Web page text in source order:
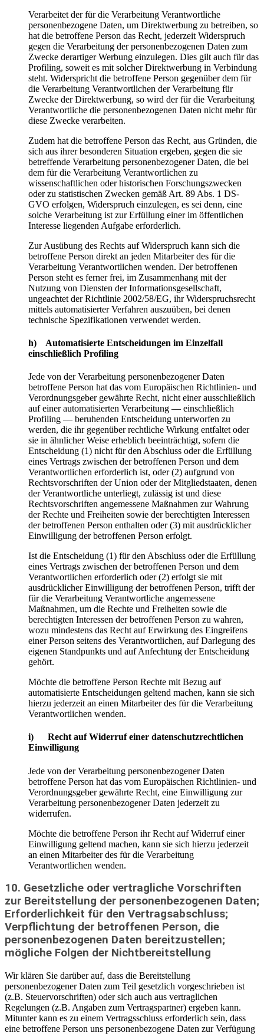
Verarbeitet der für die Verarbeitung Verantwortliche
personenbezogene Daten, um Direktwerbung zu betreiben, so
hat die betroffene Person das Recht, jederzeit Widerspruch
gegen die Verarbeitung der personenbezogenen Daten zum
Zwecke derartiger Werbung einzulegen. Dies gilt auch für das
Profiling, soweit es mit solcher Direktwerbung in Verbindung
steht. Widerspricht die betroffene Person gegenüber dem für
die Verarbeitung Verantwortlichen der Verarbeitung für
Zwecke der Direktwerbung, so wird der für die Verarbeitung
Verantwortliche die personenbezogenen Daten nicht mehr für
diese Zwecke verarbeiten.
Zudem hat die betroffene Person das Recht, aus Gründen, die
sich aus ihrer besonderen Situation ergeben, gegen die sie
betreffende Verarbeitung personenbezogener Daten, die bei
dem für die Verarbeitung Verantwortlichen zu
wissenschaftlichen oder historischen Forschungszwecken
oder zu statistischen Zwecken gemäß Art. 89 Abs. 1 DS-
GVO erfolgen, Widerspruch einzulegen, es sei denn, eine
solche Verarbeitung ist zur Erfüllung einer im öffentlichen
Interesse liegenden Aufgabe erforderlich.
Zur Ausübung des Rechts auf Widerspruch kann sich die
betroffene Person direkt an jeden Mitarbeiter des für die
Verarbeitung Verantwortlichen wenden. Der betroffenen
Person steht es ferner frei, im Zusammenhang mit der
Nutzung von Diensten der Informationsgesellschaft,
ungeachtet der Richtlinie 2002/58/EG, ihr Widerspruchsrecht
mittels automatisierter Verfahren auszuüben, bei denen
technische Spezifikationen verwendet werden.
h) Automatisierte Entscheidungen im Einzelfall
einschließlich Profiling
Jede von der Verarbeitung personenbezogener Daten
betroffene Person hat das vom Europäischen Richtlinien- und
Verordnungsgeber gewährte Recht, nicht einer ausschließlich
auf einer automatisierten Verarbeitung — einschließlich
Profiling — beruhenden Entscheidung unterworfen zu
werden, die ihr gegenüber rechtliche Wirkung entfaltet oder
sie in ähnlicher Weise erheblich beeinträchtigt, sofern die
Entscheidung (1) nicht für den Abschluss oder die Erfüllung
eines Vertrags zwischen der betroffenen Person und dem
Verantwortlichen erforderlich ist, oder (2) aufgrund von
Rechtsvorschriften der Union oder der Mitgliedstaaten, denen
der Verantwortliche unterliegt, zulässig ist und diese
Rechtsvorschriften angemessene Maßnahmen zur Wahrung
der Rechte und Freiheiten sowie der berechtigten Interessen
der betroffenen Person enthalten oder (3) mit ausdrücklicher
Einwilligung der betroffenen Person erfolgt.
Ist die Entscheidung (1) für den Abschluss oder die Erfüllung
eines Vertrags zwischen der betroffenen Person und dem
Verantwortlichen erforderlich oder (2) erfolgt sie mit
ausdrücklicher Einwilligung der betroffenen Person, trifft der
für die Verarbeitung Verantwortliche angemessene
Maßnahmen, um die Rechte und Freiheiten sowie die
berechtigten Interessen der betroffenen Person zu wahren,
wozu mindestens das Recht auf Erwirkung des Eingreifens
einer Person seitens des Verantwortlichen, auf Darlegung des
eigenen Standpunkts und auf Anfechtung der Entscheidung
gehört.
Möchte die betroffene Person Rechte mit Bezug auf
automatisierte Entscheidungen geltend machen, kann sie sich
hierzu jederzeit an einen Mitarbeiter des für die Verarbeitung
Verantwortlichen wenden.
i) Recht auf Widerruf einer datenschutzrechtlichen
Einwilligung
Jede von der Verarbeitung personenbezogener Daten
betroffene Person hat das vom Europäischen Richtlinien- und
Verordnungsgeber gewährte Recht, eine Einwilligung zur
Verarbeitung personenbezogener Daten jederzeit zu
widerrufen.
Möchte die betroffene Person ihr Recht auf Widerruf einer
Einwilligung geltend machen, kann sie sich hierzu jederzeit
an einen Mitarbeiter des für die Verarbeitung
Verantwortlichen wenden.
10. Gesetzliche oder vertragliche Vorschriften
zur Bereitstellung der personenbezogenen Daten;
Erforderlichkeit für den Vertragsabschluss;
Verpflichtung der betroffenen Person, die
personenbezogenen Daten bereitzustellen;
mögliche Folgen der Nichtbereitstellung
Wir klären Sie darüber auf, dass die Bereitstellung
personenbezogener Daten zum Teil gesetzlich vorgeschrieben ist
(z.B. Steuervorschriften) oder sich auch aus vertraglichen
Regelungen (z.B. Angaben zum Vertragspartner) ergeben kann.
Mitunter kann es zu einem Vertragsschluss erforderlich sein, dass
eine betroffene Person uns personenbezogene Daten zur Verfügung